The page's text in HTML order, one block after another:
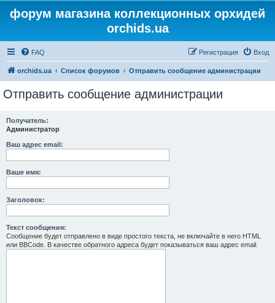
форум магазина коллекционных орхидей
orchids.ua
FAQ Вход
Регистрация
orchids.ua Список форумов Отправить сообщение администрации
Отправить сообщение администрации
Получатель:
Администратор
Ваш адрес email:
Ваше имя:
Заголовок:
Текст сообщения:
Сообщение будет отправлено в виде простого текста, не включайте в него HTML
или BBCode. В качестве обратного адреса будет показываться ваш адрес email.